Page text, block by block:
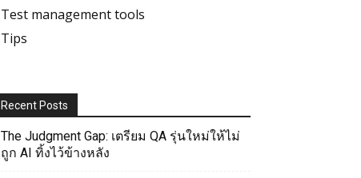
Test management tools
Tips
Recent Posts
The Judgment Gap: เตรียม QA รุ่นใหม่ให้ไม่
ถูก AI ทิ้งไว้ข้างหลัง